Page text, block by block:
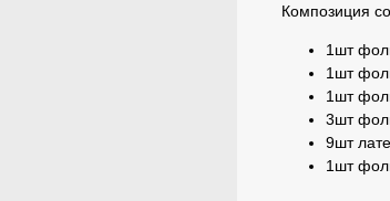
Композиция
1шт
1шт
1шт
3шт
9шт
1шт